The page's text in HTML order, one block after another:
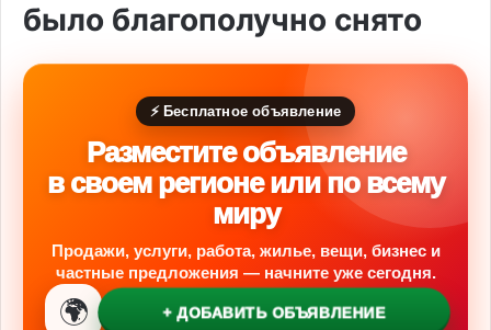
было благополучно снято
⚡ Бесплатное объявление
Разместите объявление
в своем регионе или по всему
миру
Продажи, услуги, работа, жилье, вещи, бизнес и
частные предложения — начните уже сегодня.
🌍 + ДОБАВИТЬ ОБЪЯВЛЕНИЕ